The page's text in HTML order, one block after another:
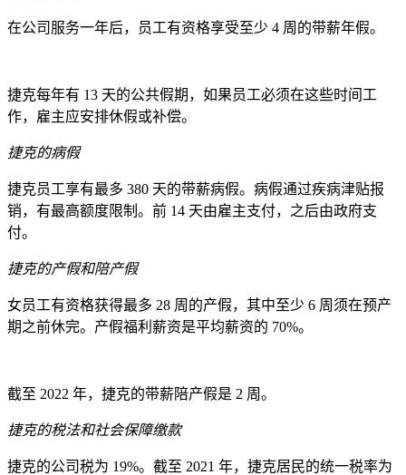
在公司服务一年后，员工有资格享受至少 4 周的带薪年假。
捷克每年有 13 天的公共假期，如果员工必须在这些时间工
作，雇主应安排休假或补偿。
捷克的病假
捷克员工享有最多 380 天的带薪病假。病假通过疾病津贴报
销，有最高额度限制。前 14 天由雇主支付，之后由政府支
付。
捷克的产假和陪产假
女员工有资格获得最多 28 周的产假，其中至少 6 周须在预产
期之前休完。产假福利薪资是平均薪资的 70%。
截至 2022 年，捷克的带薪陪产假是 2 周。
捷克的税法和社会保障缴款
捷克的公司税为 19%。截至 2021 年，捷克居民的统一税率为